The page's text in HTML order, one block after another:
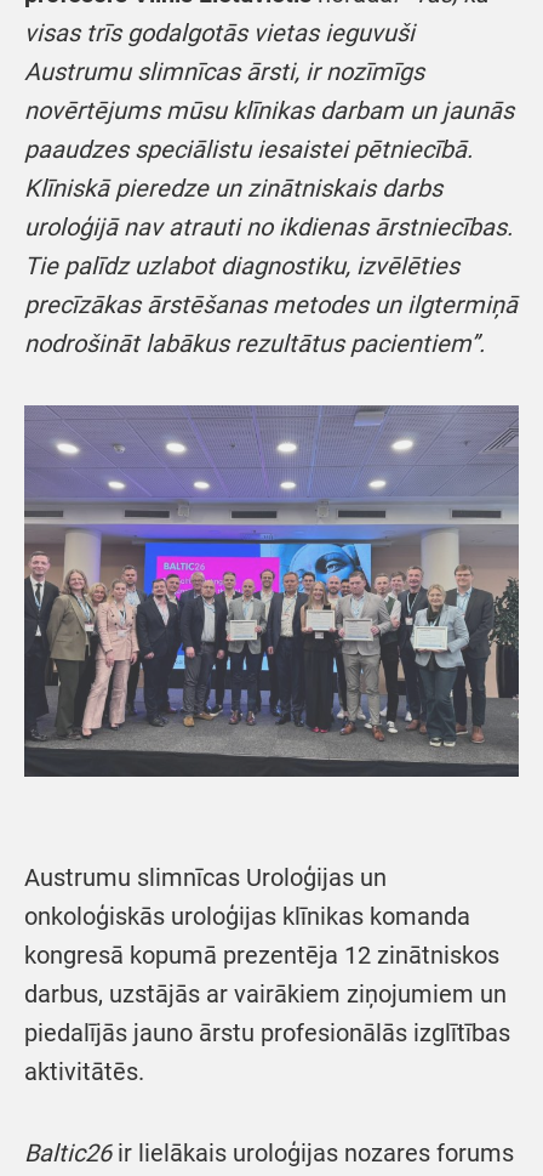
visas trīs godalgotās vietas ieguvuši
Austrumu slimnīcas ārsti, ir nozīmīgs
novērtējums mūsu klīnikas darbam un jaunās
paaudzes speciālistu iesaistei pētniecībā.
Klīniskā pieredze un zinātniskais darbs
uroloģijā nav atrauti no ikdienas ārstniecības.
Tie palīdz uzlabot diagnostiku, izvēlēties
precīzākas ārstēšanas metodes un ilgtermiņā
nodrošināt labākus rezultātus pacientiem”.
Austrumu slimnīcas Uroloģijas un
onkoloģiskās uroloģijas klīnikas komanda
kongresā kopumā prezentēja 12 zinātniskos
darbus, uzstājās ar vairākiem ziņojumiem un
piedalījās jauno ārstu profesionālās izglītības
aktivitātēs.
Baltic26ir lielākais uroloģijas nozares forums